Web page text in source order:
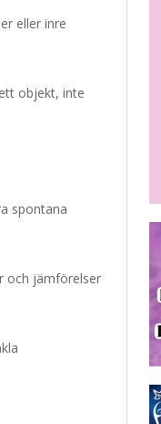
eller inre
objekt, inte
spontana
och jämförelser